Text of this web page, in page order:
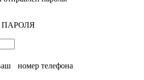
номер телефона